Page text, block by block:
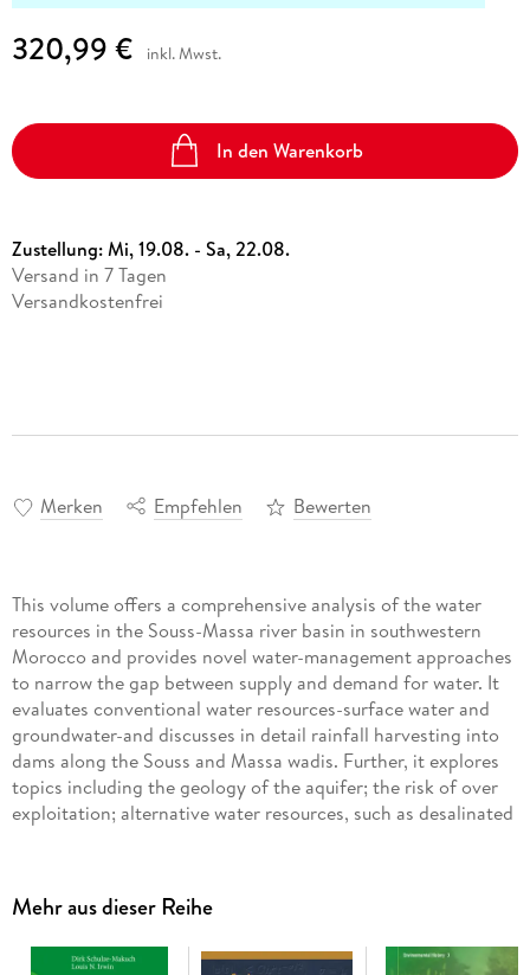
320,99 € inkl. Mwst.
In den Warenkorb
Zustellung:Mi, 19.08. - Sa, 22.08.
Versand in 7 Tagen
Versandkostenfrei
Merken Empfehlen Bewerten
This volume offers a comprehensive analysis of the water
resources in the Souss-Massa river basin in southwestern
Morocco and provides novel water-management approaches
to narrow the gap between supply and demand for water. It
evaluates conventional water resources-surface water and
groundwater-and discusses in detail rainfall harvesting into
dams along the Souss and Massa wadis. Further, it explores
topics including the geology of the aquifer; the risk of over
exploitation; alternative water resources, such as desalinated
research to practical applications and the demands of
agriculture and associated agro-industry, urbanization and
tourism, which compete for the limited water resources, the
Mehr aus dieser Reihe